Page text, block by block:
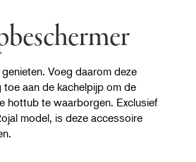
Voeg daarom deze
aan de kachelpijp om de
hottub te waarborgen. Exclusief
model, is deze accessoire